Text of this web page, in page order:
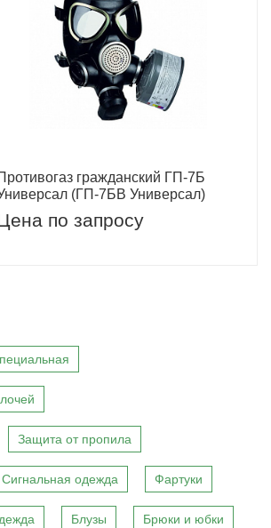
гражданский ГП-7Б
(ГП-7БВ Универсал)
по запросу
Защита от пропила
Сигнальная одежда Фартуки
Блузы Брюки и юбки